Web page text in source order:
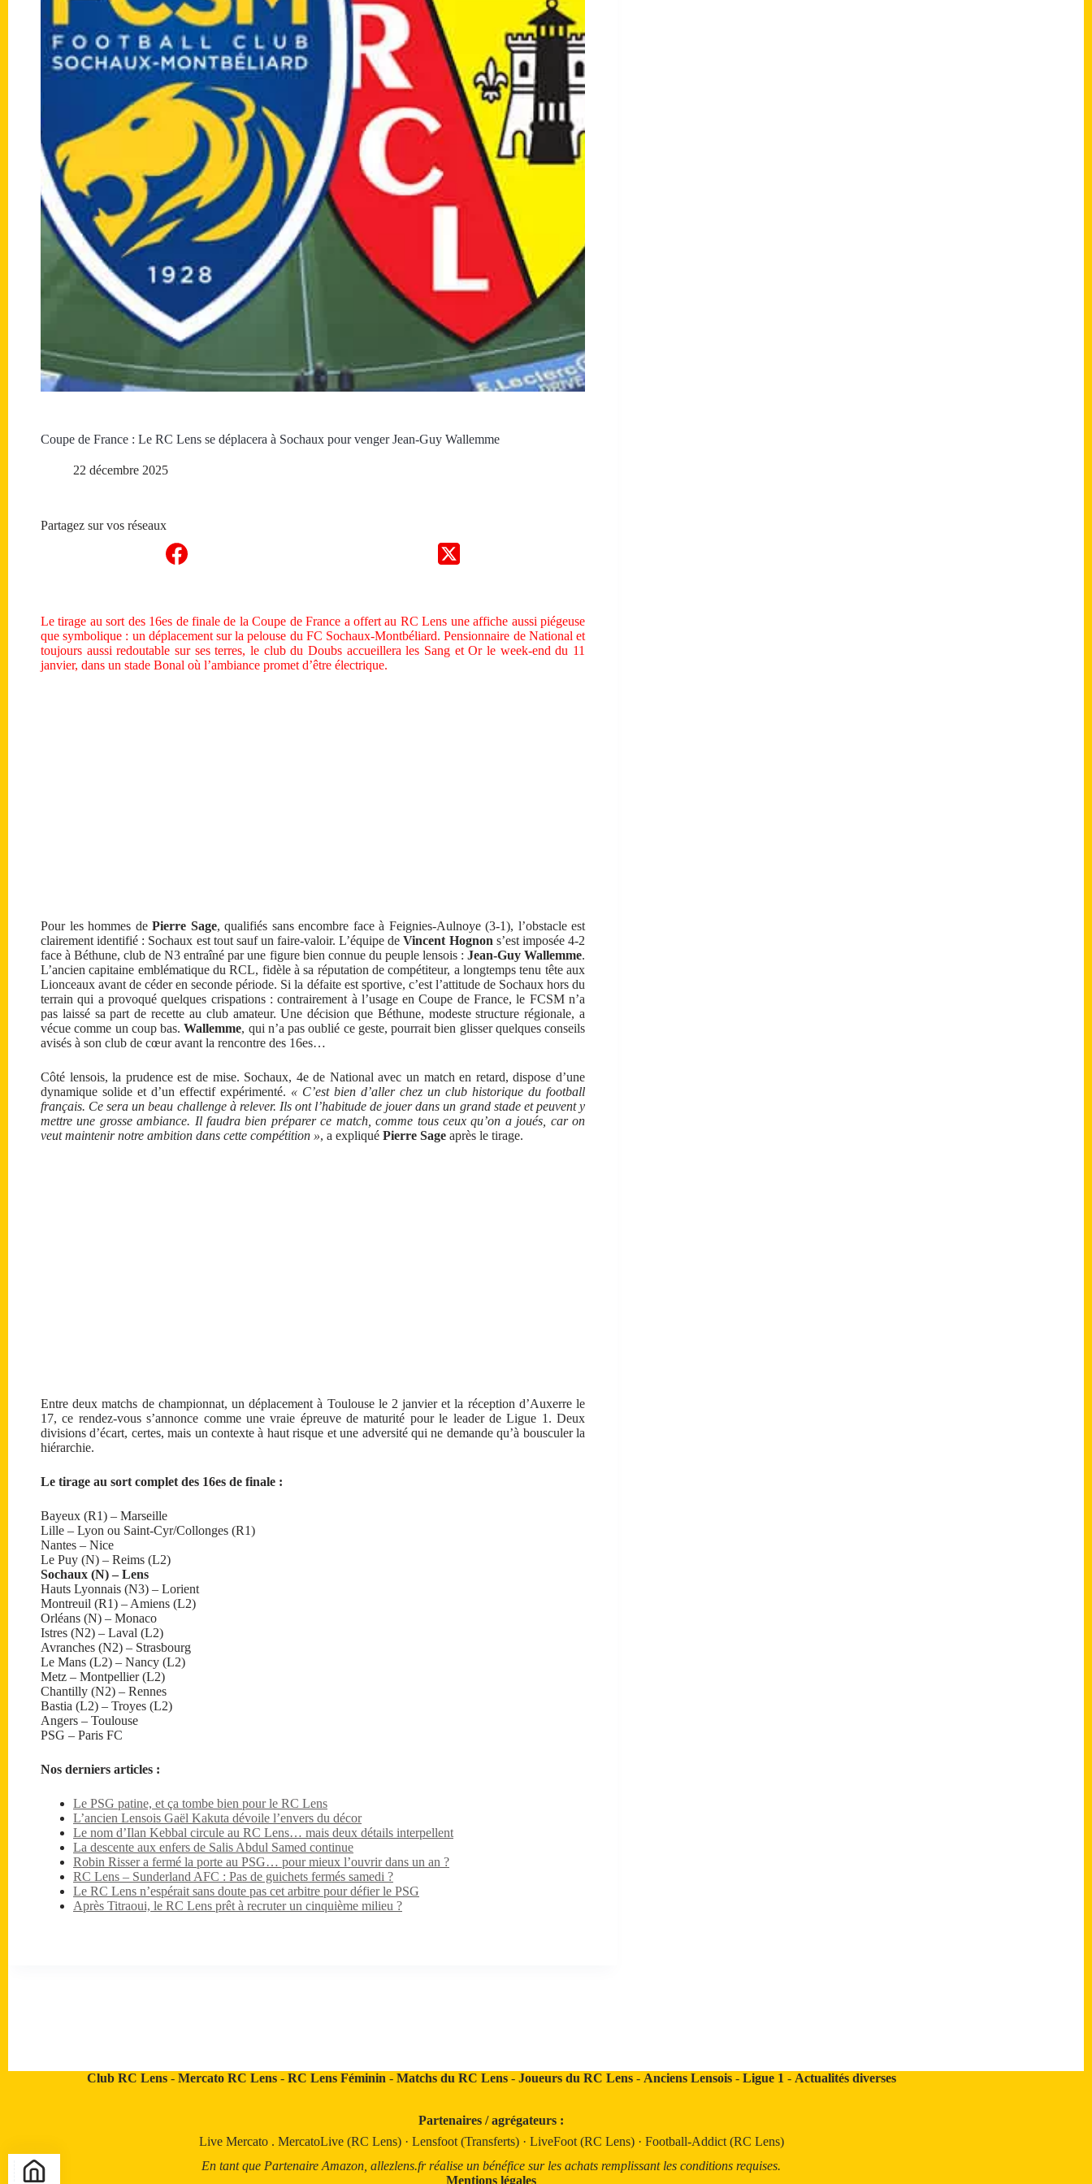
Coupe de France : Le RC Lens se déplacera à Sochaux pour venger Jean-Guy Wallemme
22 décembre 2025
Partagez sur vos réseaux
Le tirage au sort des 16es de finale de la Coupe de France a offert au RC Lens une affiche aussi piégeuse
que symbolique : un déplacement sur la pelouse du FC Sochaux-Montbéliard. Pensionnaire de National et
toujours aussi redoutable sur ses terres, le club du Doubs accueillera les Sang et Or le week-end du 11
janvier, dans un stade Bonal où l’ambiance promet d’être électrique.
Pour les hommes de Pierre Sage, qualifiés sans encombre face à Feignies-Aulnoye (3-1), l’obstacle est
clairement identifié : Sochaux est tout sauf un faire-valoir. L’équipe deVincent Hognon s’est imposée 4-2
face à Béthune, club de N3 entraîné par une figure bien connue du peuple lensois : Jean-Guy Wallemme.
L’ancien capitaine emblématique du RCL, fidèle à sa réputation de compétiteur, a longtemps tenu tête aux
Lionceaux avant de céder en seconde période. Si la défaite est sportive, c’est l’attitude de Sochaux hors du
terrain qui a provoqué quelques crispations : contrairement à l’usage en Coupe de France, le FCSM n’a
pas laissé sa part de recette au club amateur. Une décision que Béthune, modeste structure régionale, a
vécue comme un coup bas.Wallemme, qui n’a pas oublié ce geste, pourrait bien glisser quelques conseils
avisés à son club de cœur avant la rencontre des 16es…
Côté lensois, la prudence est de mise. Sochaux, 4e de National avec un match en retard, dispose d’une
dynamique solide et d’un effectif expérimenté. « C’est bien d’aller chez un club historique du football
français. Ce sera un beau challenge à relever. Ils ont l’habitude de jouer dans un grand stade et peuvent y
mettre une grosse ambiance. Il faudra bien préparer ce match, comme tous ceux qu’on a joués, car on
veut maintenir notre ambition dans cette compétition », a expliqué Pierre Sage après le tirage.
Entre deux matchs de championnat, un déplacement à Toulouse le 2 janvier et la réception d’Auxerre le
17, ce rendez-vous s’annonce comme une vraie épreuve de maturité pour le leader de Ligue 1. Deux
divisions d’écart, certes, mais un contexte à haut risque et une adversité qui ne demande qu’à bousculer la
hiérarchie.
Le tirage au sort complet des 16es de finale :
Bayeux (R1) – Marseille
Lille – Lyon ou Saint-Cyr/Collonges (R1)
Nantes – Nice
Le Puy (N) – Reims (L2)
Sochaux (N) – Lens
Hauts Lyonnais (N3) – Lorient
Montreuil (R1) – Amiens (L2)
Orléans (N) – Monaco
Istres (N2) – Laval (L2)
Avranches (N2) – Strasbourg
Le Mans (L2) – Nancy (L2)
Metz – Montpellier (L2)
Chantilly (N2) – Rennes
Bastia (L2) – Troyes (L2)
Angers – Toulouse
PSG – Paris FC
Nos derniers articles :
Le PSG patine, et ça tombe bien pour le RC Lens
L’ancien Lensois Gaël Kakuta dévoile l’envers du décor
Le nom d’Ilan Kebbal circule au RC Lens… mais deux détails interpellent
La descente aux enfers de Salis Abdul Samed continue
Robin Risser a fermé la porte au PSG… pour mieux l’ouvrir dans un an ?
RC Lens – Sunderland AFC : Pas de guichets fermés samedi ?
Le RC Lens n’espérait sans doute pas cet arbitre pour défier le PSG
Après Titraoui, le RC Lens prêt à recruter un cinquième milieu ?
Club RC Lens- Mercato RC Lens- RC Lens Féminin - Matchs du RC Lens- Joueurs du RC Lens- Anciens Lensois- Ligue 1 - Actualités diverses
Partenaires / agrégateurs :
Live Mercato . MercatoLive (RC Lens) · Lensfoot (Transferts) · LiveFoot (RC Lens) · Football-Addict (RC Lens)
En tant que Partenaire Amazon, allezlens.fr réalise un bénéfice sur les achats remplissant les conditions requises.
Mentions légales